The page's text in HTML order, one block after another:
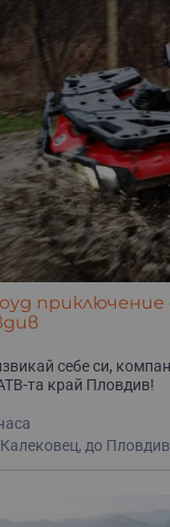
приключение
себе си,
та край Пловдив!
до Пловдив